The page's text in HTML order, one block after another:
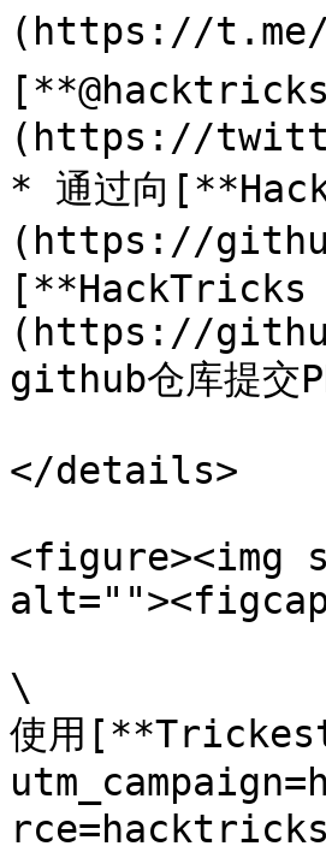
(https://t.me/
(https://
* 通过向
(https://
[**HackTricks
(https://
github仓库提交
</details>
<figure><img
\
使用
rce=hacktricks)